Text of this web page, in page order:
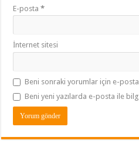
E-posta*
İnternet sitesi
Beni sonraki yorumlar için e-
Beni yeni yazılarda e-posta ile